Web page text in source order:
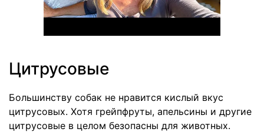
Цитрусовые
Большинству собак не нравится кислый вкус
цитрусовых. Хотя грейпфруты, апельсины и другие
цитрусовые в целом безопасны для животных.